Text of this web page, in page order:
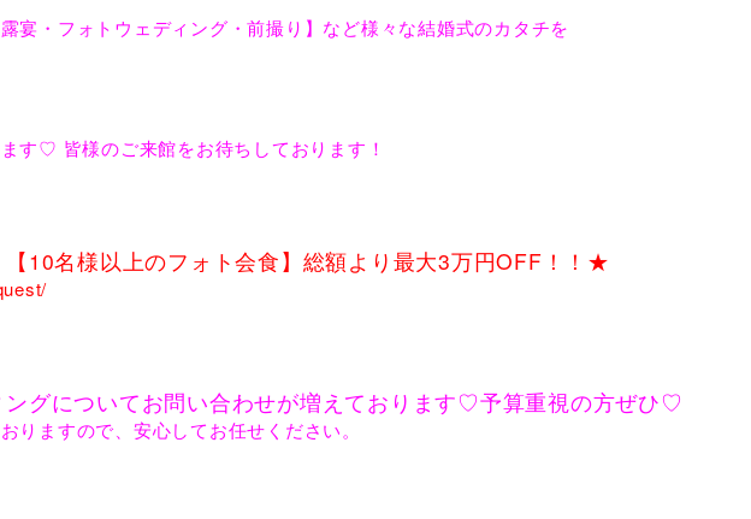
宴・フォトウェディング・前撮り】など様々な結婚式のカタチを
す♡ 皆様のご来館をお待ちしております！
10名様以上のフォト会食】総額より最大3万円OFF！！★
ングについてお問い合わせが増えております♡予算重視の方ぜひ♡
りますので、安心してお任せください。